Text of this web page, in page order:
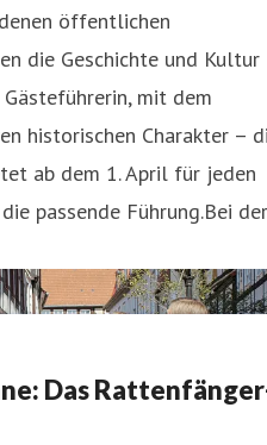
öffentlichen
die Geschichte und Kultur
mit dem
historischen Charakter –
ab dem 1. April für jeden
passende Führung.Bei der
Das